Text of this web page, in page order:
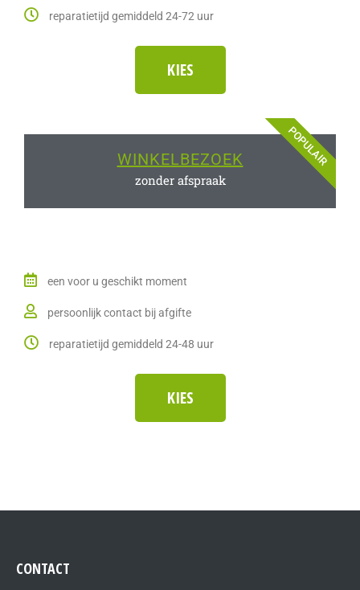
reparatietijd gemiddeld 24-72 uur
KIES
POPULAIR
WINKELBEZOEK
zonder afspraak
een voor u geschikt moment
persoonlijk contact bij afgifte
reparatietijd gemiddeld 24-48 uur
KIES
CONTACT